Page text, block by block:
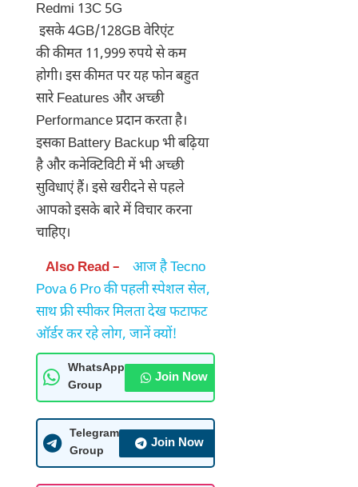
Redmi 13C 5G
इसके 4GB/128GB वेरिएंट
की कीमत 11,999 रुपये से कम
होगी। इस कीमत पर यह फोन बहुत
सारे Features और अच्छी
Performance प्रदान करता है।
इसका Battery Backup भी बढ़िया
है और कनेक्टिविटी में भी अच्छी
सुविधाएं हैं। इसे खरीदने से पहले
आपको इसके बारे में विचार करना
चाहिए।
Also Read –
आज है Tecno
Pova 6 Pro की पहली स्पेशल सेल,
साथ फ्री स्पीकर मिलता देख फटाफट
ऑर्डर कर रहे लोग, जानें क्यों!
WhatsApp
Group
Join Now
Telegram
Group
Join Now